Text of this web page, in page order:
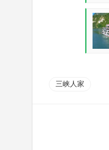
三峡人家